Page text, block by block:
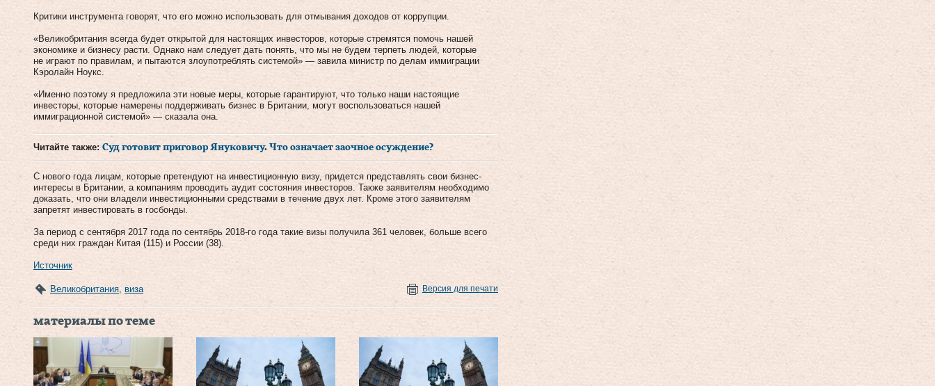
Критики инструмента говорят, что его можно использовать для отмывания доходов от коррупции.
«Великобритания всегда будет открытой для настоящих инвесторов, которые стремятся помочь нашей
экономике и бизнесу расти. Однако нам следует дать понять, что мы не будем терпеть людей, которые
не играют по правилам, и пытаются злоупотреблять системой» — завила министр по делам иммиграции
Кэролайн Ноукс.
«Именно поэтому я предложила эти новые меры, которые гарантируют, что только наши настоящие
инвесторы, которые намерены поддерживать бизнес в Британии, могут воспользоваться нашей
иммиграционной системой» — сказала она.
Читайте также: Суд готовит приговор Януковичу. Что означает заочное осуждение?
С нового года лицам, которые претендуют на инвестиционную визу, придется представлять свои бизнес-
интересы в Британии, а компаниям проводить аудит состояния инвесторов. Также заявителям необходимо
доказать, что они владели инвестиционными средствами в течение двух лет. Кроме этого заявителям
запретят инвестировать в госбонды.
За период с сентября 2017 года по сентябрь 2018-го года такие визы получила 361 человек, больше всего
среди них граждан Китая (115) и России (38).
Источник
Великобритания виза Версия для печати
материалы по теме